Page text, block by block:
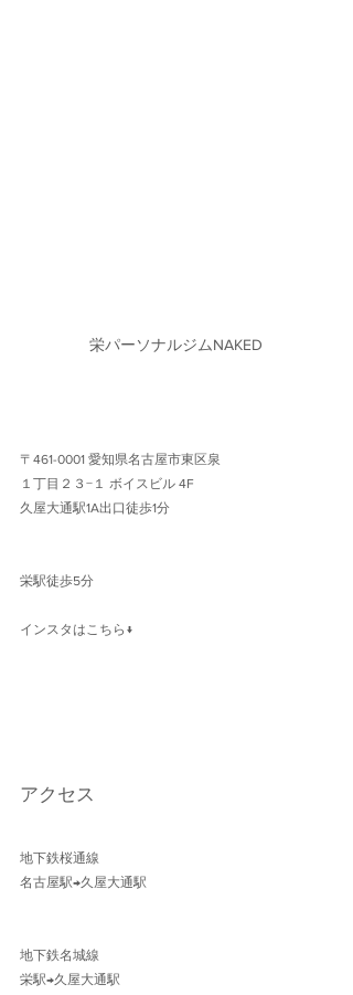
栄パーソナルジムNAKED
〒461-0001 愛知県名古屋市東区泉
１丁目２３−１ ボイスビル 4F
久屋大通駅1A出口徒歩1分
栄駅徒歩5分
インスタはこちら↓
アクセス
地下鉄桜通線
名古屋駅→久屋大通駅
地下鉄名城線
栄駅→久屋大通駅